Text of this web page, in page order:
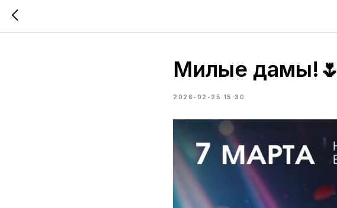
Милые дамы!🌷
2026-02-25 15:30